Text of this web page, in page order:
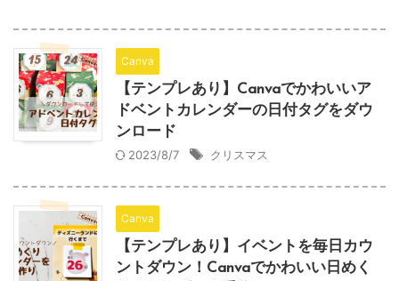
Canva
【テンプレあり】Canvaでかわいいア
ドベントカレンダーの日付タグをダウ
ンロード
2023/8/7 クリスマス
Canva
【テンプレあり】イベントを毎日カウ
ントダウン！Canvaでかわいい日めく